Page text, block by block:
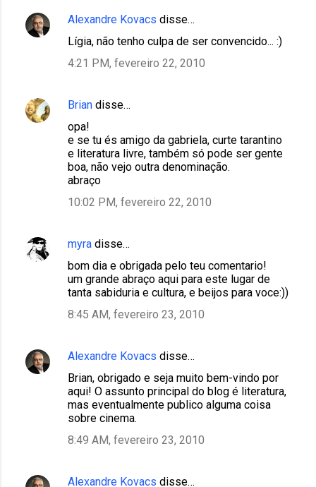
Alexandre Kovacs disse…
Lígia, não tenho culpa de ser convencido... :)
4:21 PM, fevereiro 22, 2010
Brian disse…
opa!
e se tu és amigo da gabriela, curte tarantino
e literatura livre, também só pode ser gente
boa, não vejo outra denominação.
abraço
10:02 PM, fevereiro 22, 2010
myra disse…
bom dia e obrigada pelo teu comentario!
um grande abraço aqui para este lugar de
tanta sabiduria e cultura, e beijos para voce:))
8:45 AM, fevereiro 23, 2010
Alexandre Kovacs disse…
Brian, obrigado e seja muito bem-vindo por
aqui! O assunto principal do blog é literatura,
mas eventualmente publico alguma coisa
sobre cinema.
8:49 AM, fevereiro 23, 2010
Alexandre Kovacs disse…